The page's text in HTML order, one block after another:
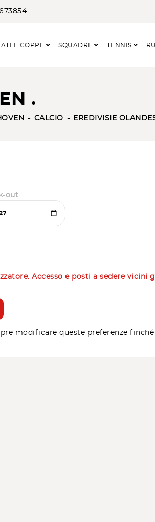
E COPPE SQUADRE TENNIS
.
CALCIO EREDIVISIE
out
Accesso e posti a sedere vicini
modificare queste preferenze